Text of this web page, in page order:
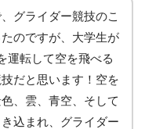
グライダー競技のこ
のですが、大学生が
運転して空を飛べる
だと思います！空を
、雲、青空、そして
込まれ、グライダー